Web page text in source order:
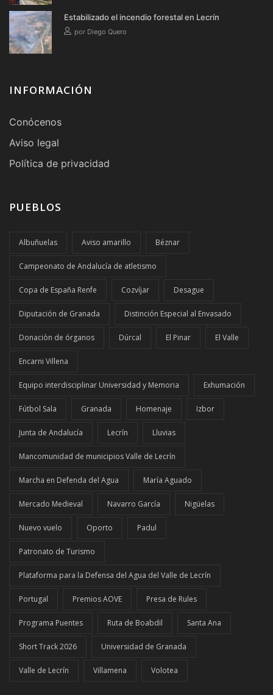
Estabilizado el incendio forestal en Lecrín
por Diego Quero
INFORMACIÓN
Conócenos
Aviso legal
Política de privacidad
PUEBLOS
Albuñuelas Aviso amarillo Béznar
Campeonato de Andalucía de atletismo
Copa de España Renfe Cozvíjar Desague
Diputación de Granada Distinción Especial al Envasado
Donaciòn de órganos Dúrcal El Pinar El Valle
Encarni Villena
Equipo interdisciplinar Universidad y Memoria Exhumación
Fútbol Sala Granada Homenaje Izbor
Junta de Andalucía Lecrín Lluvias
Mancomunidad de municipios Valle de Lecrín
Marcha en Defenda del Agua María Aguado
Mercado Medieval Navarro García Nigüelas
Nuevo vuelo Oporto Padul
Patronato de Turismo
Plataforma para la Defensa del Agua del Valle de Lecrín
Portugal Premios AOVE Presa de Rules
Programa Puentes Ruta de Boabdil Santa Ana
Short Track 2026 Universidad de Granada
Valle de Lecrín Villamena Volotea